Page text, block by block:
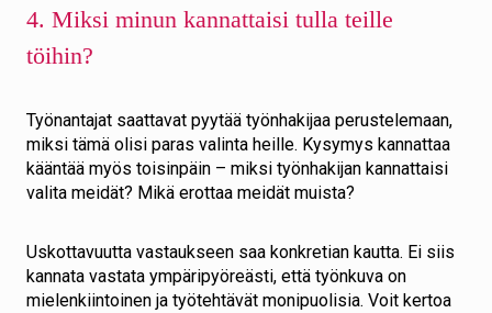
4. Miksi minun kannattaisi tulla teille
töihin?
Työnantajat saattavat pyytää työnhakijaa perustelemaan,
miksi tämä olisi paras valinta heille. Kysymys kannattaa
kääntää myös toisinpäin – miksi työnhakijan kannattaisi
valita meidät? Mikä erottaa meidät muista?
Uskottavuutta vastaukseen saa konkretian kautta. Ei siis
kannata vastata ympäripyöreästi, että työnkuva on
mielenkiintoinen ja työtehtävät monipuolisia. Voit kertoa